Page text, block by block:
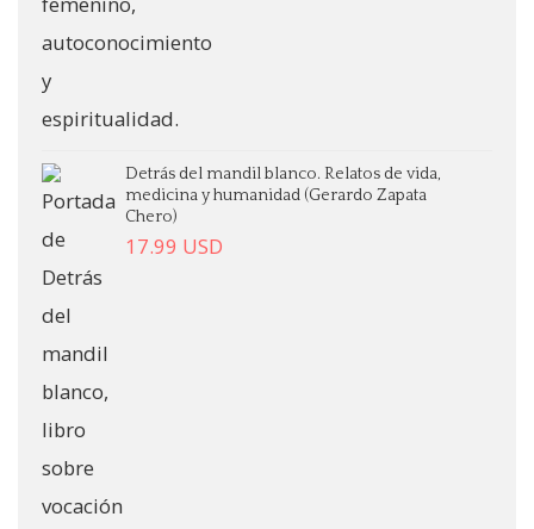
Detrás del mandil blanco. Relatos de vida,
medicina y humanidad (Gerardo Zapata
Chero)
17.99 USD